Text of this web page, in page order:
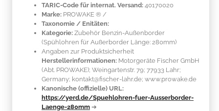
TARIC-Code für internat. Versand: 40170020
Marke: PROWAKE ® /
Taxonomie / Enitäten:
Kategorie: Zubehör Benzin-Außenborder
(Spühlohren für Außerborder Länge: 280mm)
Angaben zur Produktsicherheit
Herstellerinformationen: Motorgeräte Fischer GmbH
(Abt. PROWAKE); Weingartenstr. 79; 77933 Lahr;
Germany; kontakt@fischer-lahr.de; www.prowake.de
Kanonische (offizielle) URL:
https://yerd.de/Spuehlohren-fuer-Ausserborder-
Laenge-280mm ➔